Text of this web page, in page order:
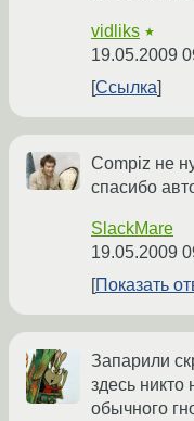
vidliks ★
19.05.2009
Ссылка
Compiz не
спасибо
SlackMare
19.05.2009
Показать
Запарили
здесь
обычного